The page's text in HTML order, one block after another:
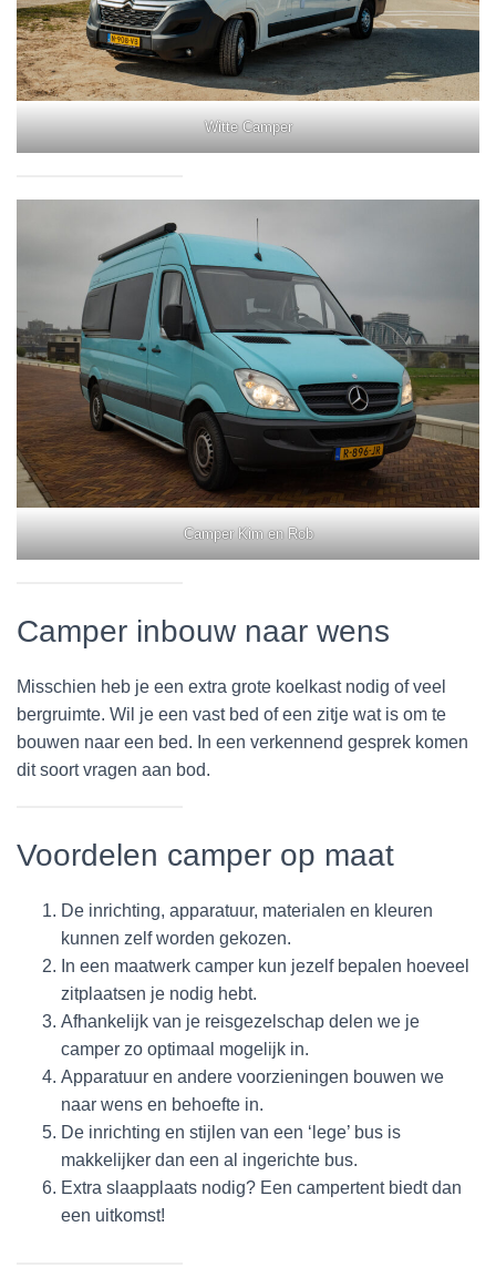
Witte Camper
Camper Kim en Rob
Camper inbouw naar wens
Misschien heb je een extra grote koelkast nodig of veel
bergruimte. Wil je een vast bed of een zitje wat is om te
bouwen naar een bed. In een verkennend gesprek komen
dit soort vragen aan bod.
Voordelen camper op maat
De inrichting, apparatuur, materialen en kleuren
kunnen zelf worden gekozen.
In een maatwerk camper kun jezelf bepalen hoeveel
zitplaatsen je nodig hebt.
Afhankelijk van je reisgezelschap delen we je
camper zo optimaal mogelijk in.
Apparatuur en andere voorzieningen bouwen we
naar wens en behoefte in.
De inrichting en stijlen van een ‘lege’ bus is
makkelijker dan een al ingerichte bus.
Extra slaapplaats nodig? Een campertent biedt dan
een uitkomst!